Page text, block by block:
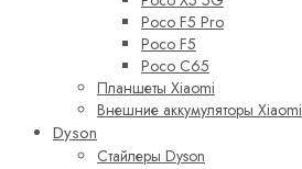
Poco F5 Pro
Poco F5
Poco C65
Планшеты Xiaomi
Внешние аккумуляторы Xiaomi
Dyson
Стайлеры Dyson